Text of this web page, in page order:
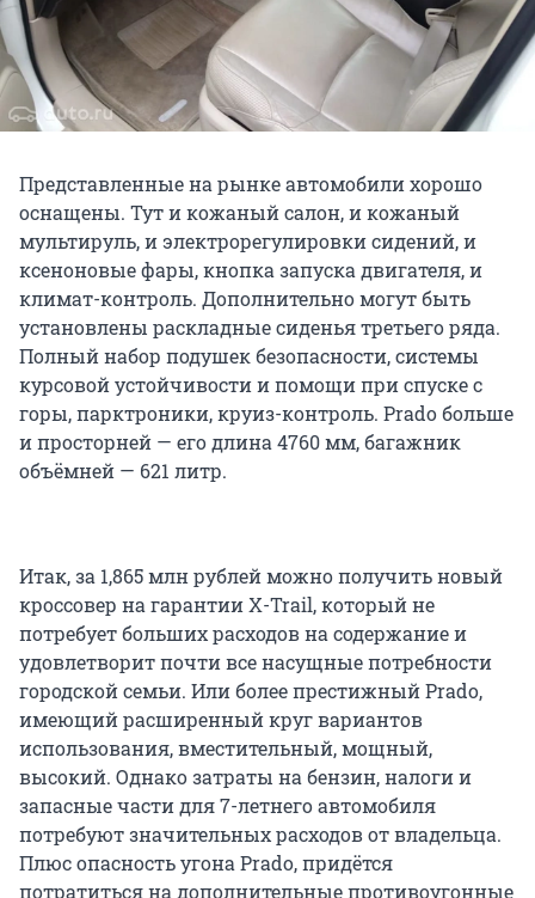
Представленные на рынке автомобили хорошо
оснащены. Тут и кожаный салон, и кожаный
мультируль, и электрорегулировки сидений, и
ксеноновые фары, кнопка запуска двигателя, и
климат-контроль. Дополнительно могут быть
установлены раскладные сиденья третьего ряда.
Полный набор подушек безопасности, системы
курсовой устойчивости и помощи при спуске с
горы, парктроники, круиз-контроль. Prado больше
и просторней — его длина 4760 мм, багажник
объёмней — 621 литр.
Итак, за 1,865 млн рублей можно получить новый
кроссовер на гарантии X-Trail, который не
потребует больших расходов на содержание и
удовлетворит почти все насущные потребности
городской семьи. Или более престижный Prado,
имеющий расширенный круг вариантов
использования, вместительный, мощный,
высокий. Однако затраты на бензин, налоги и
запасные части для 7-летнего автомобиля
потребуют значительных расходов от владельца.
Плюс опасность угона Prado, придётся
потратиться на дополнительные противоугонные